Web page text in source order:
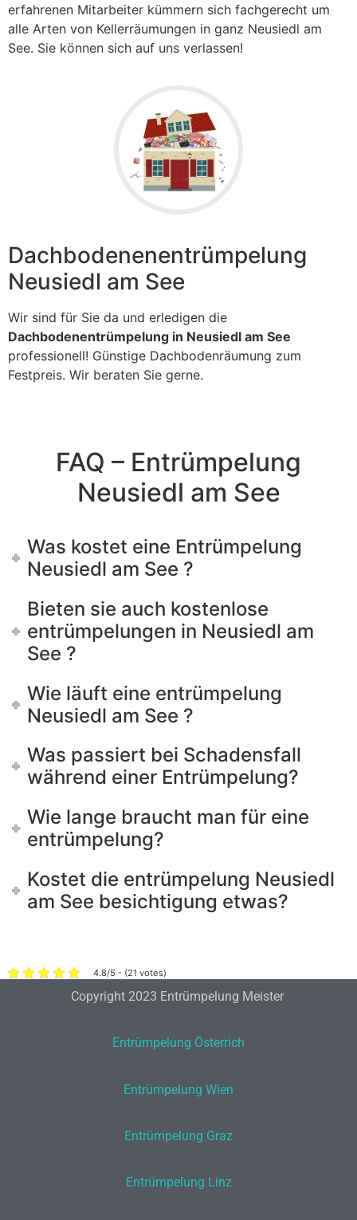
erfahrenen Mitarbeiter kümmern sich fachgerecht um
alle Arten von Kellerräumungen in ganz Neusiedl am
See. Sie können sich auf uns verlassen!
Dachbodenenentrümpelung
Neusiedl am See
Wir sind für Sie da und erledigen die
Dachbodenentrümpelung in Neusiedl am See
professionell! Günstige Dachbodenräumung zum
Festpreis. Wir beraten Sie gerne.
FAQ – Entrümpelung
Neusiedl am See
Was kostet eine Entrümpelung
Neusiedl am See ?
Bieten sie auch kostenlose
entrümpelungen in Neusiedl am
See ?
Wie läuft eine entrümpelung
Neusiedl am See ?
Was passiert bei Schadensfall
während einer Entrümpelung?
Wie lange braucht man für eine
entrümpelung?
Kostet die entrümpelung Neusiedl
am See besichtigung etwas?
4.8/5 - (21 votes)
Copyright 2023 Entrümpelung Meister
Entrümpelung Österrich
Entrümpelung Wien
Entrümpelung Graz
Entrümpelung Linz